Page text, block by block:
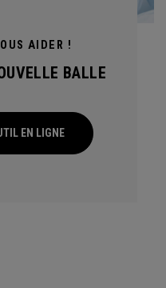
AIDER !
BALLE
EN LIGNE